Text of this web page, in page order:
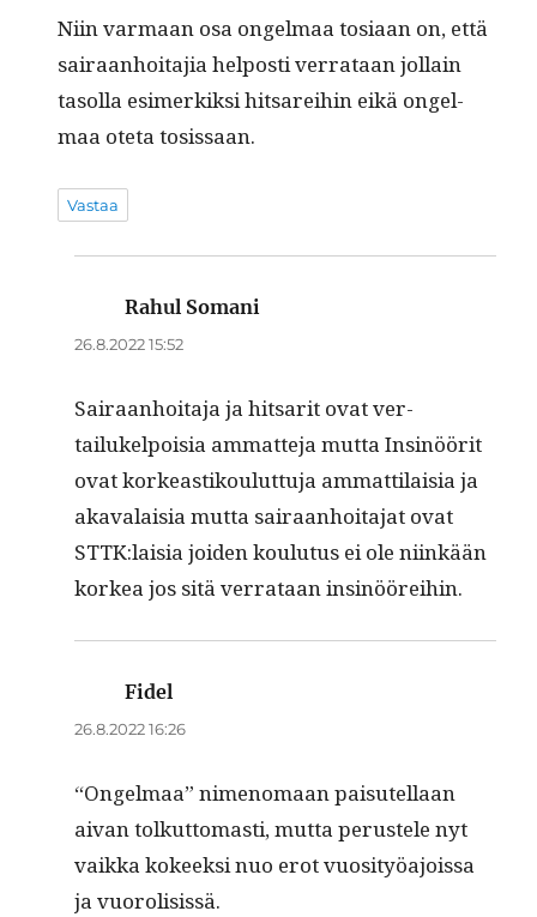
Niin var­maan osa ongel­maa tosi­aan on, että
sairaan­hoita­jia hel­posti ver­rataan jol­lain
tasol­la esimerkik­si hit­sarei­hin eikä ongel­
maa ote­ta tosissaan.
Vastaa
Rahul Somani
26.8.2022 15:52
Sairaan­hoita­ja ja hit­sar­it ovat ver­
tailukelpoisia ammat­te­ja mut­ta Insinöörit
ovat korkeastik­oulut­tu­ja ammat­ti­laisia ja
akavalaisia mut­ta sairaan­hoita­jat ovat
STTK:laisia joiden koulu­tus ei ole niinkään
korkea jos sitä ver­rataan insinööreihin.
Fidel
26.8.2022 16:26
“Ongel­maa” nimeno­maan paisutel­laan
aivan tolkut­tomasti, mut­ta perustele nyt
vaik­ka kokeek­si nuo erot vuos­i­työa­jois­sa
ja vuorolisissä.